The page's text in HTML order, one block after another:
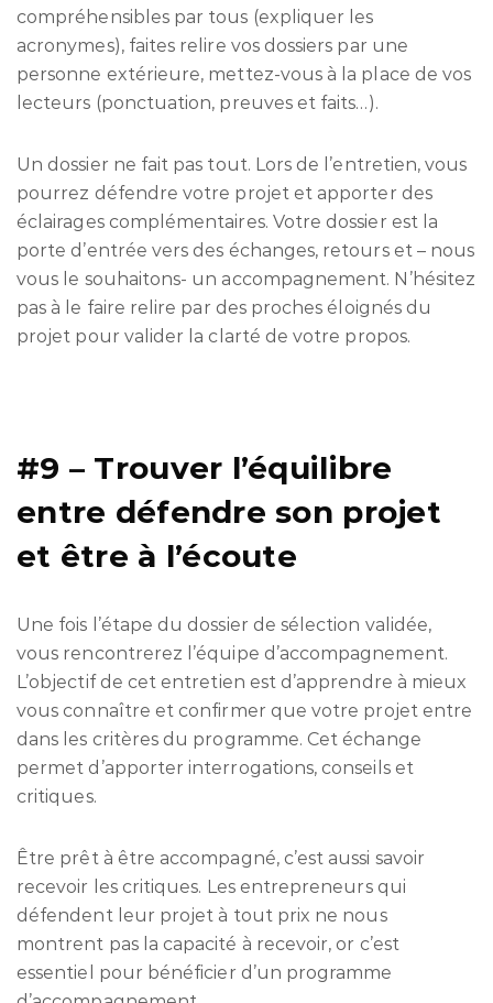
compréhensibles par tous (expliquer les
acronymes), faites relire vos dossiers par une
personne extérieure, mettez-vous à la place de vos
lecteurs (ponctuation, preuves et faits…).
Un dossier ne fait pas tout. Lors de l’entretien, vous
pourrez défendre votre projet et apporter des
éclairages complémentaires. Votre dossier est la
porte d’entrée vers des échanges, retours et – nous
vous le souhaitons- un accompagnement. N’hésitez
pas à le faire relire par des proches éloignés du
projet pour valider la clarté de votre propos.
#9 – Trouver l’équilibre
entre défendre son projet
et être à l’écoute
Une fois l’étape du dossier de sélection validée,
vous rencontrerez l’équipe d’accompagnement.
L’objectif de cet entretien est d’apprendre à mieux
vous connaître et confirmer que votre projet entre
dans les critères du programme. Cet échange
permet d’apporter interrogations, conseils et
critiques.
Être prêt à être accompagné, c’est aussi savoir
recevoir les critiques. Les entrepreneurs qui
défendent leur projet à tout prix ne nous
montrent pas la capacité à recevoir, or c’est
essentiel pour bénéficier d’un programme